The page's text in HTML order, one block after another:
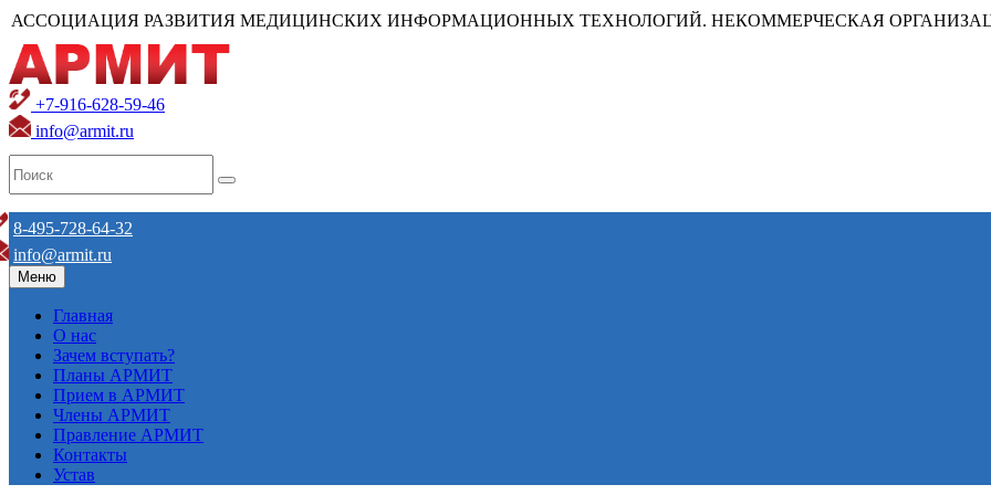
АССОЦИАЦИЯ РАЗВИТИЯ МЕДИЦИНСКИХ ИНФОРМАЦИОННЫХ ТЕХНОЛОГИЙ. НЕКОММЕРЧЕСКАЯ
+7-916-628-59-46
info@armit.ru
8-495-728-64-32
info@armit.ru
Меню
Главная
О нас
Зачем вступать?
Планы АРМИТ
Прием в АРМИТ
Члены АРМИТ
Правление АРМИТ
Контакты
Устав